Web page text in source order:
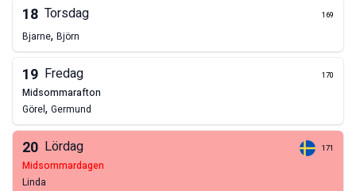
18 Torsdag 169
Bjarne, Björn
19 Fredag 170
midsommarafton
Görel, Germund
20 Lördag 171
midsommardagen
Linda